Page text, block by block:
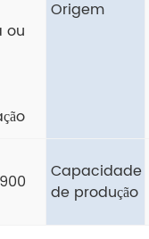
ou
Origem
Capacidade
de produção